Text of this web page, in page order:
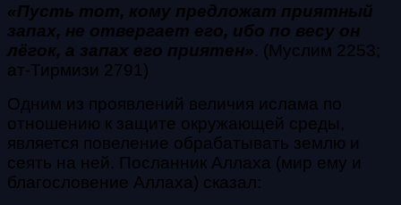
«Пусть тот, кому предложат приятный
запах, не отвергает его, ибо по весу он
лёгок, а запах его приятен». (Муслим 2253;
ат-Тирмизи 2791)
Одним из проявлений величия ислама по
отношению к защите окружающей среды,
является повеление обрабатывать землю и
сеять на ней. Посланник Аллаха (мир ему и
благословение Аллаха) сказал: